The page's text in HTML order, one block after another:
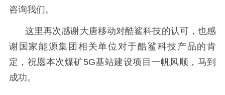
咨询我们。
这里再次感谢大唐移动对酷鲨科技的认可，也感
谢国家能源集团相关单位对于酷鲨科技产品的肯
定，祝愿本次煤矿5G基站建设项目一帆风顺，马到
成功。